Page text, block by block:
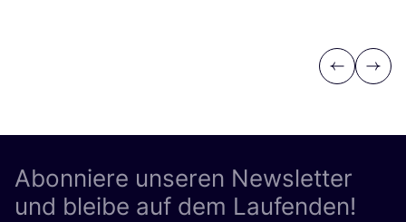
Previous
Next
Abonniere unseren Newsletter
und bleibe auf dem Laufenden!